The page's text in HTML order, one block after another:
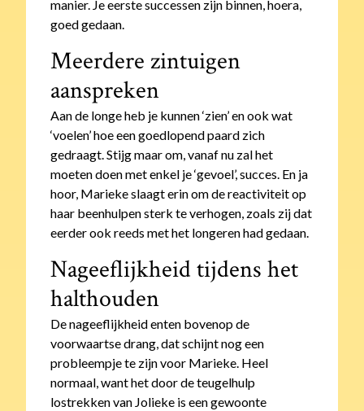
manier. Je eerste successen zijn binnen, hoera,
goed gedaan.
Meerdere zintuigen
aanspreken
Aan de longe heb je kunnen ‘zien’ en ook wat
‘voelen’ hoe een goedlopend paard zich
gedraagt. Stijg maar om, vanaf nu zal het
moeten doen met enkel je ‘gevoel’, succes. En ja
hoor, Marieke slaagt erin om de reactiviteit op
haar beenhulpen sterk te verhogen, zoals zij dat
eerder ook reeds met het longeren had gedaan.
Nageeflijkheid tijdens het
halthouden
De nageeflijkheid enten bovenop de
voorwaartse drang, dat schijnt nog een
probleempje te zijn voor Marieke. Heel
normaal, want het door de teugelhulp
lostrekken van Jolieke is een gewoonte